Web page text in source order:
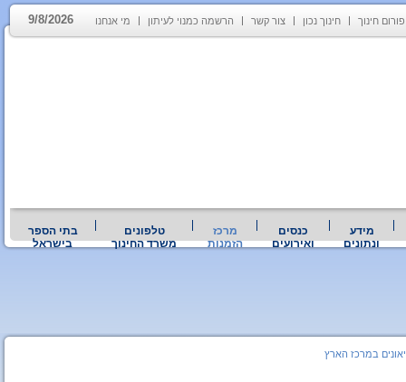
פורום חינוך חינוך נכון צור קשר הרשמה כמנוי לעיתון מי אנחנו 9/8/2026
מידע
ונתונים
כנסים
ואירועים
מרכז
הזמנות
טלפונים
משרד החינוך
בתי הספר
בישראל
במרכז הארץ